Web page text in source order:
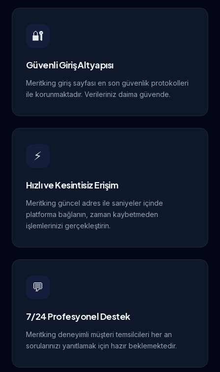
🔐
Güvenli Giriş Altyapısı
Meritking giriş sayfası en son güvenlik protokolleri
ile korunmaktadır. Verileriniz daima güvende.
⚡
Hızlı ve Kesintisiz Erişim
Meritking güncel adres ile saniyeler içinde
platforma bağlanın, zaman kaybetmeden
işlemlerinizi gerçekleştirin.
💬
7/24 Profesyonel Destek
Meritking deneyimli müşteri temsilcileri her an
sorularınızı yanıtlamak için hazır beklemektedir.